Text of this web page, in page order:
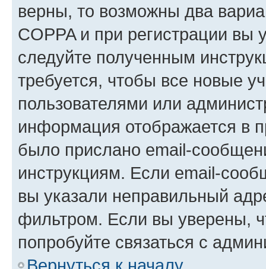
верны, то возможны два
COPPA и при регистрации вы
следуйте полученным
требуется, чтобы все новые
пользователями или
информация отображается в
было прислано email-
инструкциям. Если email-
вы указали неправильный
фильтром. Если вы уверены,
попробуйте связаться с
Вернуться к началу